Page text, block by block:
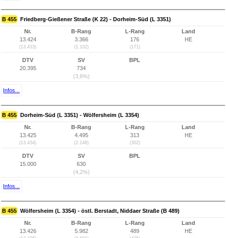
B 455 Friedberg-Gießener Straße (K 22) - Dorheim-Süd (L 3351)
Nr.
13.424
(13.433)
B-Rang
3.366
(1.102)
L-Rang
176
(171)
Land
HE
DTV
20.395
SV
734
(3,6%)
BPL
Infos...
B 455 Dorheim-Süd (L 3351) - Wölfersheim (L 3354)
Nr.
13.425
(13.434)
B-Rang
4.495
(2.148)
L-Rang
313
(302)
Land
HE
DTV
15.000
SV
630
(4,2%)
BPL
Infos...
B 455 Wölfersheim (L 3354) - östl. Berstadt, Niddaer Straße (B 489)
Nr.
13.426
B-Rang
5.982
L-Rang
489
Land
HE